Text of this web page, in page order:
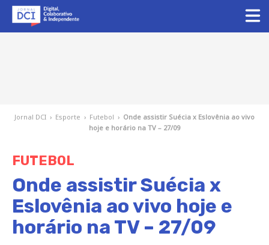
Jornal DCI › Esporte › Futebol › Onde assistir Suécia x Eslovênia ao vivo
hoje e horário na TV – 27/09
FUTEBOL
Onde assistir Suécia x
Eslovênia ao vivo hoje e
horário na TV – 27/09